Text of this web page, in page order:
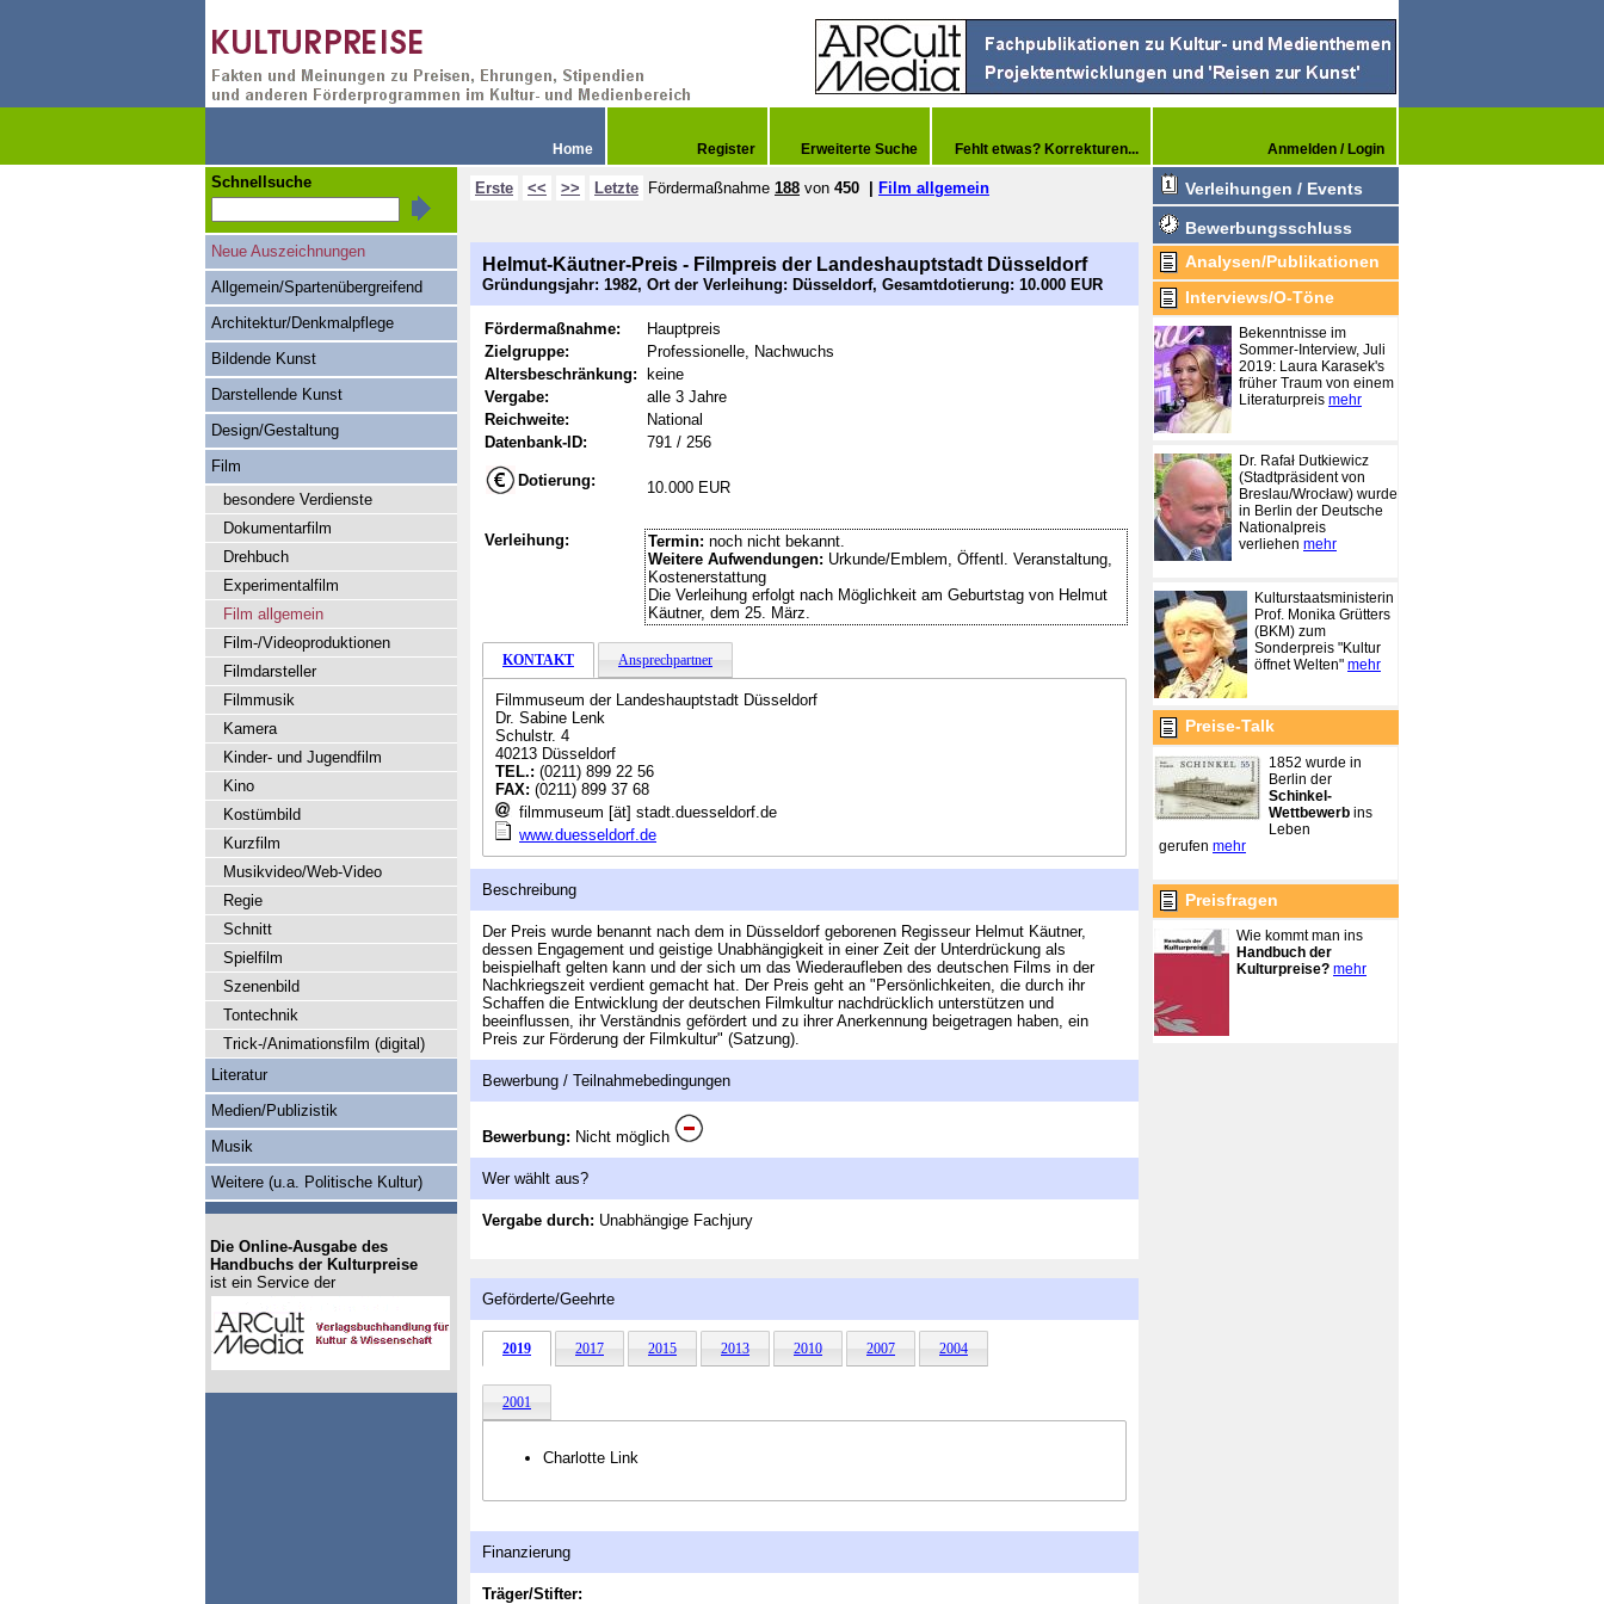
Home Register Erweiterte Suche Fehlt etwas? Korrekturen... Anmelden / Login
Erste << >> Letzte Fördermaßnahme 188 von 450 Film allgemein
Helmut-Käutner-Preis - Filmpreis der Landeshauptstadt Düsseldorf
Gründungsjahr: 1982, Ort der Verleihung: Düsseldorf, Gesamtdotierung: 10.000 EUR
Fördermaßnahme:
Hauptpreis
Zielgruppe:
Professionelle, Nachwuchs
Altersbeschränkung:
keine
Vergabe:
alle 3 Jahre
Reichweite:
National
Datenbank-ID:
791 / 256
Dotierung: 10.000 EUR
Verleihung: Termin: noch nicht bekannt.
Weitere Aufwendungen: Urkunde/Emblem, Öffentl. Veranstaltung,
Kostenerstattung
Die Verleihung erfolgt nach Möglichkeit am Geburtstag von Helmut
Käutner, dem 25. März.
KONTAKT Ansprechpartner
Filmmuseum der Landeshauptstadt Düsseldorf
Dr. Sabine Lenk
Schulstr. 4
40213 Düsseldorf
TEL.: (0211) 899 22 56
FAX: (0211) 899 37 68
filmmuseum [ät] stadt.duesseldorf.de
www.duesseldorf.de
Beschreibung
Der Preis wurde benannt nach dem in Düsseldorf geborenen Regisseur Helmut Käutner,
dessen Engagement und geistige Unabhängigkeit in einer Zeit der Unterdrückung als
beispielhaft gelten kann und der sich um das Wiederaufleben des deutschen Films in der
Nachkriegszeit verdient gemacht hat. Der Preis geht an "Persönlichkeiten, die durch ihr
Schaffen die Entwicklung der deutschen Filmkultur nachdrücklich unterstützen und
beeinflussen, ihr Verständnis gefördert und zu ihrer Anerkennung beigetragen haben, ein
Preis zur Förderung der Filmkultur" (Satzung).
Bewerbung / Teilnahmebedingungen
Bewerbung: Nicht möglich
Wer wählt aus?
Vergabe durch: Unabhängige Fachjury
Geförderte/Geehrte
2019 2017 2015 2013 2010 2007 2004
2001
Charlotte Link
Finanzierung
Träger/Stifter:
Schnellsuche
Neue Auszeichnungen
Allgemein/Spartenübergreifend
Architektur/Denkmalpflege
Bildende Kunst
Darstellende Kunst
Design/Gestaltung
Film
besondere Verdienste
Dokumentarfilm
Drehbuch
Experimentalfilm
Film allgemein
Film-/Videoproduktionen
Filmdarsteller
Filmmusik
Kamera
Kinder- und Jugendfilm
Kino
Kostümbild
Kurzfilm
Musikvideo/Web-Video
Regie
Schnitt
Spielfilm
Szenenbild
Tontechnik
Trick-/Animationsfilm (digital)
Literatur
Medien/Publizistik
Musik
Weitere (u.a. Politische Kultur)
Die Online-Ausgabe des
Handbuchs der Kulturpreise
ist ein Service der
Verleihungen / Events
Bewerbungsschluss
Analysen/Publikationen
Interviews/O-Töne
Bekenntnisse im
Sommer-Interview, Juli
2019: Laura Karasek's
früher Traum von einem
Literaturpreis mehr
Dr. Rafał Dutkiewicz
(Stadtpräsident von
Breslau/Wrocław) wurde
in Berlin der Deutsche
Nationalpreis
verliehen mehr
Kulturstaatsministerin
Prof. Monika Grütters
(BKM) zum
Sonderpreis "Kultur
öffnet Welten" mehr
Preise-Talk
1852 wurde in
Berlin der
Schinkel-
Wettbewerb ins
Leben
gerufen mehr
Preisfragen
Wie kommt man ins
Handbuch der
Kulturpreise? mehr